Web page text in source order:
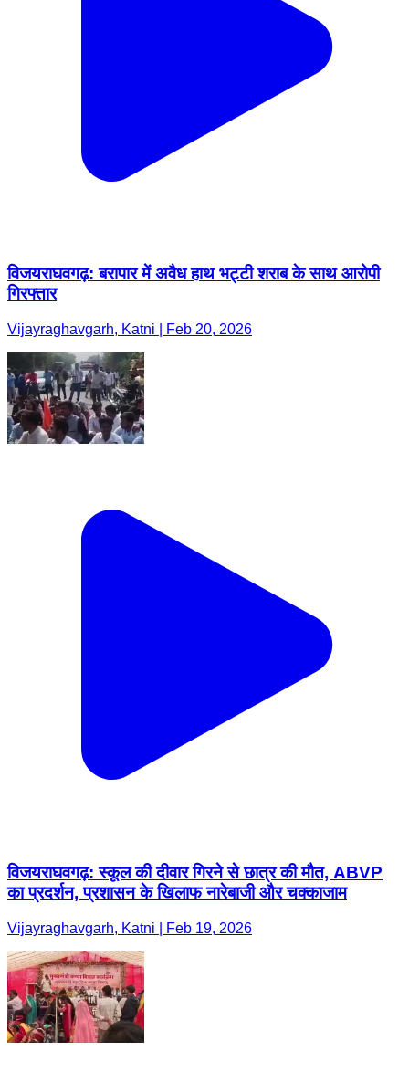
विजयराघवगढ़: बरापार में अवैध हाथ भट्टी शराब के साथ आरोपी
गिरफ्तार
Vijayraghavgarh, Katni | Feb 20, 2026
विजयराघवगढ़: स्कूल की दीवार गिरने से छात्र की मौत, ABVP
का प्रदर्शन, प्रशासन के खिलाफ नारेबाजी और चक्काजाम
Vijayraghavgarh, Katni | Feb 19, 2026